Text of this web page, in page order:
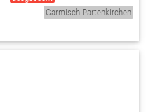
Garmisch-Partenkirchen